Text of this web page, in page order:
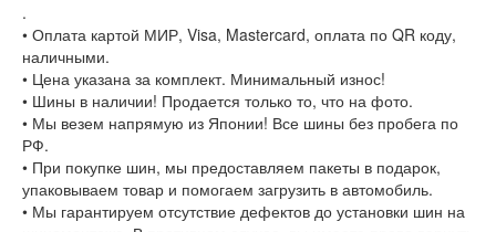
.
• Оплата картой МИР, Visa, Mastercard, оплата по QR коду,
наличными.
• Цена указана за комплект. Минимальный износ!
• Шины в наличии! Продается только то, что на фото.
• Мы везем напрямую из Японии! Все шины без пробега по
РФ.
• При покупке шин, мы предоставляем пакеты в подарок,
упаковываем товар и помогаем загрузить в автомобиль.
• Мы гарантируем отсутствие дефектов до установки шин на